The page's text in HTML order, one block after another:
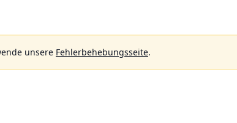
unsere Fehlerbehebungsseite.